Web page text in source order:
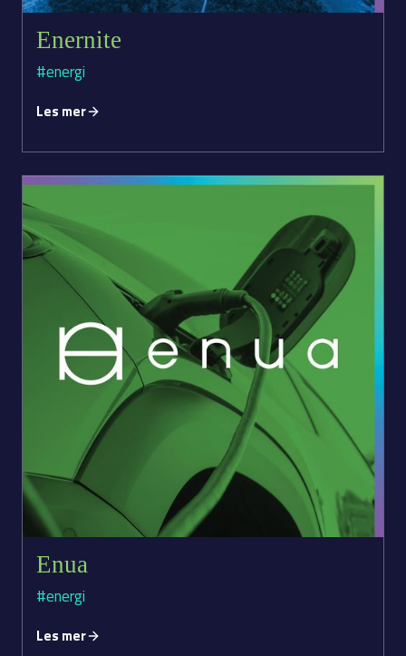
Enernite
#energi
Les mer
Enua
#energi
Les mer